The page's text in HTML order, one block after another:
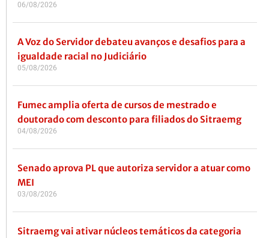
06/08/2026
A Voz do Servidor debateu avanços e desafios para a
igualdade racial no Judiciário
05/08/2026
Fumec amplia oferta de cursos de mestrado e
doutorado com desconto para filiados do Sitraemg
04/08/2026
Senado aprova PL que autoriza servidor a atuar como
MEI
03/08/2026
Sitraemg vai ativar núcleos temáticos da categoria